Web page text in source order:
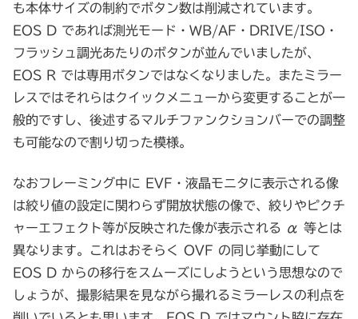
も本体サイズの制約でボタン数は削減されています。
EOS D であれば測光モード・WB/AF・DRIVE/ISO・
フラッシュ調光あたりのボタンが並んでいましたが、
EOS R では専用ボタンではなくなりました。またミラー
レスではそれらはクイックメニューから変更することが一
般的ですし、後述するマルチファンクションバーでの調整
も可能なので割り切った模様。
なおフレーミング中に EVF・液晶モニタに表示される像
は絞り値の設定に関わらず開放状態の像で、絞りやピクチ
ャーエフェクト等が反映された像が表示される α 等とは
異なります。これはおそらく OVF の同じ挙動にして
EOS D からの移行をスムーズにしようという思想なので
しょうが、撮影結果を見ながら撮れるミラーレスの利点を